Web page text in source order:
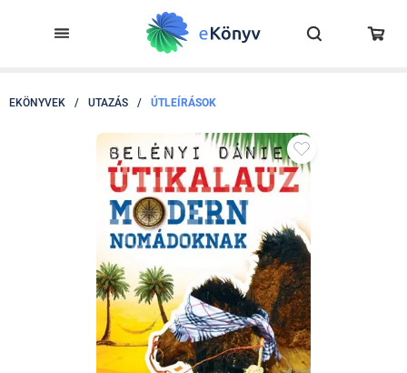
EKÖNYVEK / UTAZÁS / ÚTLEÍRÁSOK